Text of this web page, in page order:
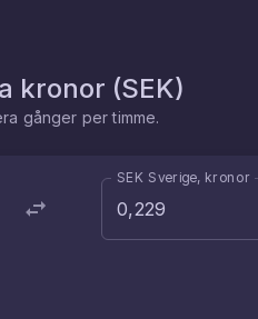
kronor (SEK)
gånger per timme.
SEK Sverige, kronor